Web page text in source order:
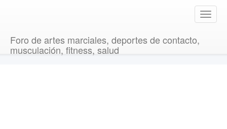
T
o
Foro de artes marciales, deportes de contacto,
musculación, fitness, salud